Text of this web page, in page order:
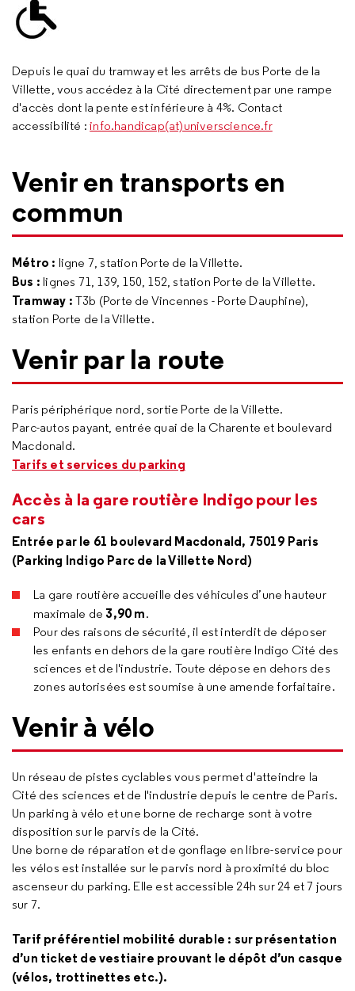
Depuis le quai du tramway et les arrêts de bus Porte de la
Villette, vous accédez à la Cité directement par une rampe
d'accès dont la pente est inférieure à 4%. Contact
accessibilité :info.handicap(at)universcience.fr
Venir en transports en
commun
Métro : ligne 7, station Porte de la Villette.
Bus : lignes 71, 139, 150, 152, station Porte de la Villette.
Tramway : T3b (Porte de Vincennes - Porte Dauphine),
station Porte de la Villette.
Venir par la route
Paris périphérique nord, sortie Porte de la Villette.
Parc-autos payant, entrée quai de la Charente et boulevard
Macdonald.
Tarifs et services du parking
Accès à la gare routière Indigo pour les
cars
Entrée par le 61 boulevard Macdonald, 75019 Paris
(Parking Indigo Parc de la Villette Nord)
La gare routière accueille des véhicules d’une hauteur
maximale de 3,90 m.
Pour des raisons de sécurité, il est interdit de déposer
les enfants en dehors de la gare routière Indigo Cité des
sciences et de l'industrie. Toute dépose en dehors des
zones autorisées est soumise à une amende forfaitaire.
Venir à vélo
Un réseau de pistes cyclables vous permet d'atteindre la
Cité des sciences et de l'industrie depuis le centre de Paris.
Un parking à vélo et une borne de recharge sont à votre
disposition sur le parvis de la Cité.
Une borne de réparation et de gonflage en libre-service pour
les vélos est installée sur le parvis nord à proximité du bloc
ascenseur du parking. Elle est accessible 24h sur 24 et 7 jours
sur 7.
Tarif préférentiel mobilité durable : sur présentation
d’un ticket de vestiaire prouvant le dépôt d’un casque
(vélos, trottinettes etc.).